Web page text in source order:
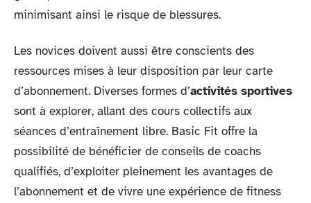
minimisant ainsi le risque de blessures.
Les novices doivent aussi être conscients des
ressources mises à leur disposition par leur carte
d’abonnement. Diverses formes d’activités sportives
sont à explorer, allant des cours collectifs aux
séances d’entraînement libre. Basic Fit offre la
possibilité de bénéficier de conseils de coachs
qualifiés, d’exploiter pleinement les avantages de
l’abonnement et de vivre une expérience de fitness